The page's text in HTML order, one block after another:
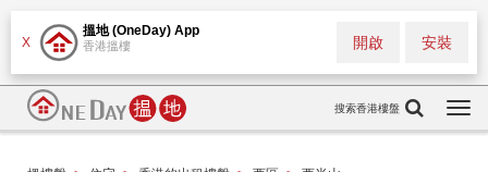
X
搵地 (OneDay) App
香港搵樓 安裝
開啟
搜索香港樓盤